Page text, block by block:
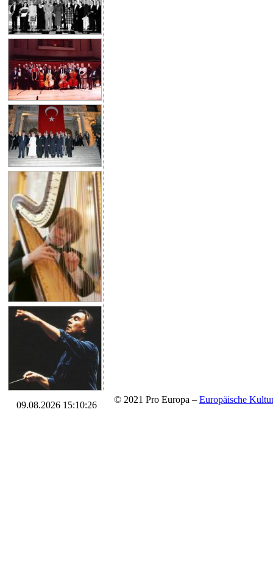
09.08.2026 15:10:26
© 2021 Pro Europa – Europäische